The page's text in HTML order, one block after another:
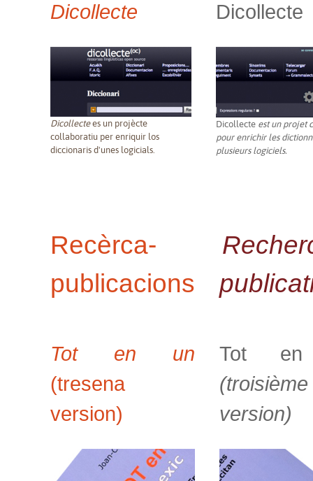
Dicollecte Dicollecte
Dicollectees un projècte
collaboratiu per enriquir los
diccionaris d'unes logicials.
Dicollecte est un projet
pour enrichir les
plusieurs logiciels.
Recèrca-
publicacions
Tot en un
(tresena
version)
Tot
(troisième
version)